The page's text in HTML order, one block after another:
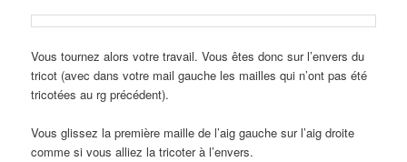
Vous tournez alors votre travail. Vous êtes donc sur l’envers du
tricot (avec dans votre mail gauche les mailles qui n’ont pas été
tricotées au rg précédent).
Vous glissez la première maille de l’aig gauche sur l’aig droite
comme si vous alliez la tricoter à l’envers.